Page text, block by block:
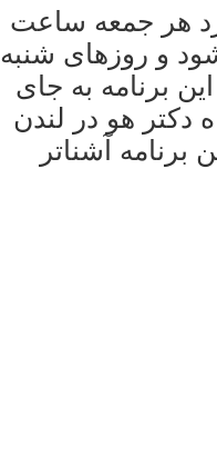
هر جمعه ساعت
و روزهای شنبه
برنامه به جای
دکتر هو در لندن
آشنا‌تر